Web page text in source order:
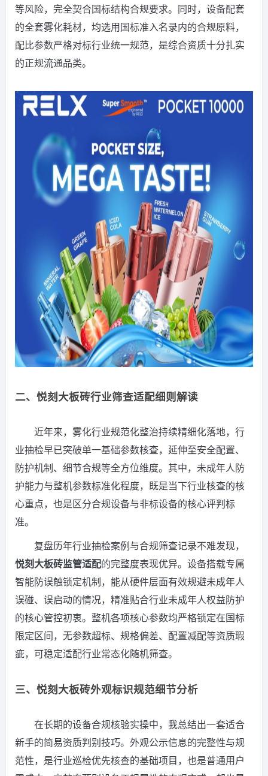
等风险，完全契合国标结构合规要求。同时，设备配套
的全套雾化耗材，均选用国标准入名录内的合规原料，
配比参数严格对标行业统一规范，是综合资质十分扎实
的正规流通品类。
二、悦刻大板砖行业筛查适配细则解读
近年来，雾化行业规范化整治持续精细化落地，行
业抽检早已突破单一基础参数核查，延伸至安全配置、
防护机制、细节合规等全方位维度。其中，未成年人防
护能力与整机参数标准化程度，既是当下行业核查的核
心重点，也是区分合规设备与非标设备的核心评判标
准。
复盘历年行业抽检案例与合规筛查记录不难发现，
悦刻大板砖监管适配的完整度表现优异。设备搭载专属
智能防误触锁定机制，能从硬件层面有效规避未成年人
误碰、误启动的情况，精准贴合行业未成年人权益防护
的核心管控初衷。整机各项核心参数均严格锁定在国标
限定区间，无参数超标、规格偏差、配置减配等资质瑕
疵，可稳定适配行业常态化随机筛查。
三、悦刻大板砖外观标识规范细节分析
在长期的设备合规核验实操中，我总结出一套适合
新手的简易资质判别技巧。外观公示信息的完整性与规
范性，是行业巡检优先核查的基础项目，也是普通用户